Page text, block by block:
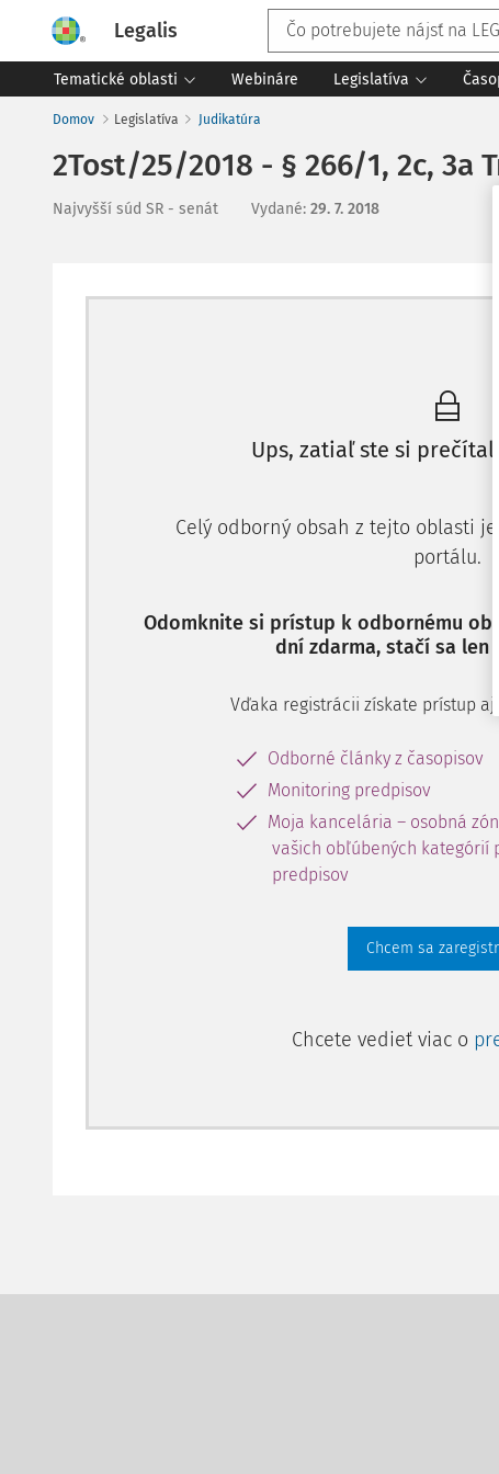
Legalis
Tematické oblasti Webináre Legislatíva
Domov Legislatíva Judikatúra
2Tost/25/2018 - § 266/1, 2c, 3a
Najvyšší súd SR - senát Vydané: 29. 7. 2018
Ups, zatiaľ ste si
Celý odborný obsah z tejto oblasti
portálu.
Odomknite si prístup k odbornému
dní zdarma, stačí sa len
Vďaka registrácii získate prístup aj
Odborné články z časopisov
Monitoring predpisov
Moja kancelária – osobná
vašich obľúbených kategórií
predpisov
Chcem sa
Chcete vedieť viac o